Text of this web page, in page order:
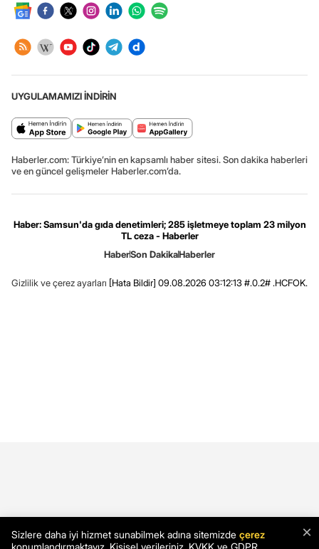
UYGULAMAMIZI İNDİRİN
Haberler.com: Türkiye’nin en kapsamlı haber sitesi. Son dakika haberleri
ve en güncel gelişmeler Haberler.com’da.
Haber: Samsun'da gıda denetimleri; 285 işletmeye toplam 23 milyon
TL ceza - Haberler
HaberSon DakikaHaberler
Gizlilik ve çerez ayarları [Hata Bildir] 09.08.2026 03:12:13 #.0.2# .HCFOK.
×
Sizlere daha iyi hizmet sunabilmek adına sitemizde çerez
konumlandırmaktayız. Kişisel verileriniz, KVKK ve GDPR